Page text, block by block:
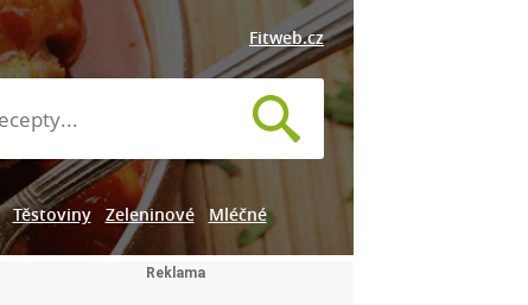
Fitweb.cz
Těstoviny Zeleninové Mléčné